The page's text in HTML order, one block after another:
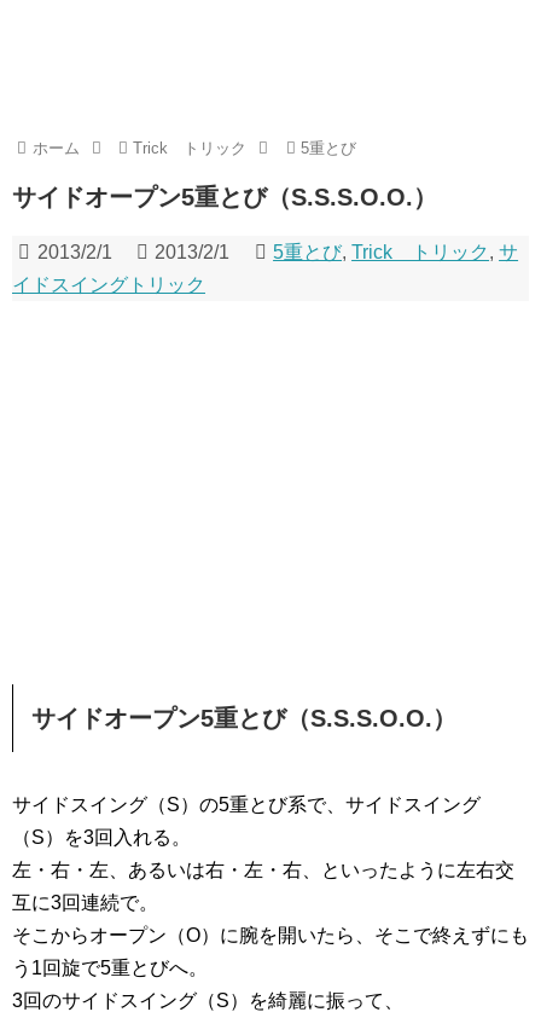
ホーム Trick トリック 5重とび
サイドオープン5重とび（S.S.S.O.O.）
2013/2/1 2013/2/1 5重とび,Trick トリック ,サ
イドスイングトリック
サイドオープン5重とび（S.S.S.O.O.）
サイドスイング（S）の5重とび系で、サイドスイング
（S）を3回入れる。
左・右・左、あるいは右・左・右、といったように左右交
互に3回連続で。
そこからオープン（O）に腕を開いたら、そこで終えずにも
う1回旋で5重とびへ。
3回のサイドスイング（S）を綺麗に振って、